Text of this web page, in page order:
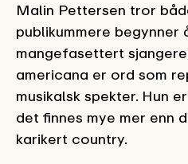
Malin Pettersen tror
publikummere begynner
mangefasettert
americana er ord som
musikalsk spekter. Hun
det finnes mye mer enn
karikert country.